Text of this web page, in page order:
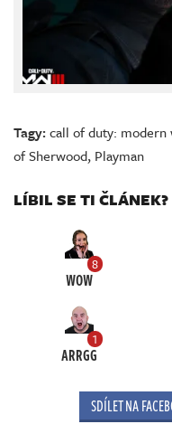
Tagy:call of duty: modern
of Sherwood, Playman
LÍBIL SE TI ČLÁNEK?
8
WOW
1
ARRGG
SDÍLET NA